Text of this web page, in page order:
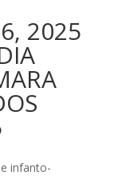
2025
infanto-